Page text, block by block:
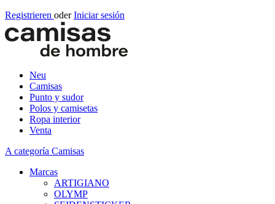
Registrieren oder Iniciar sesión
Neu
Camisas
Punto y sudor
Polos y camisetas
Ropa interior
Venta
A categoría Camisas
Marcas
ARTIGIANO
OLYMP